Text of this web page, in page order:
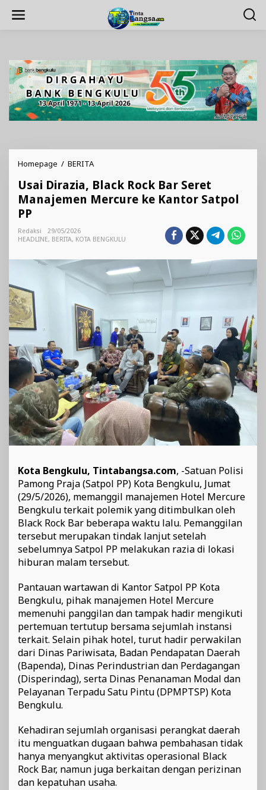
Homepage / BERITAUsai
Black
Rock
Bar
Mercure
Kantor
Satpol
PP
Usai Dirazia, Black Rock Bar Seret
Manajemen Mercure ke Kantor Satpol
PP
Redaksi
29/05/2026
HEADLINE, BERITA, KOTA BENGKULU
Kota Bengkulu, Tintabangsa.com, -Satuan Polisi
Pamong Praja (Satpol PP) Kota Bengkulu, Jumat
(29/5/2026), memanggil manajemen Hotel Mercure
Bengkulu terkait polemik yang ditimbulkan oleh
Black Rock Bar beberapa waktu lalu. Pemanggilan
tersebut merupakan tindak lanjut setelah
sebelumnya Satpol PP melakukan razia di lokasi
hiburan malam tersebut.
Pantauan wartawan di Kantor Satpol PP Kota
Bengkulu, pihak manajemen Hotel Mercure
memenuhi panggilan dan tampak hadir mengikuti
pertemuan tertutup bersama sejumlah instansi
terkait. Selain pihak hotel, turut hadir perwakilan
dari Dinas Pariwisata, Badan Pendapatan Daerah
(Bapenda), Dinas Perindustrian dan Perdagangan
(Disperindag), serta Dinas Penanaman Modal dan
Pelayanan Terpadu Satu Pintu (DPMPTSP) Kota
Bengkulu.
Kehadiran sejumlah organisasi perangkat daerah
itu menguatkan dugaan bahwa pembahasan tidak
hanya menyangkut aktivitas operasional Black
Rock Bar, namun juga berkaitan dengan perizinan
dan kepatuhan usaha.